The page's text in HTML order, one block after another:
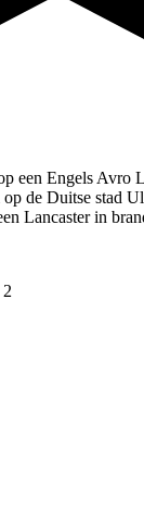
een Engels Avro
de Duitse stad
Lancaster in